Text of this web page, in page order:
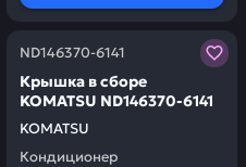
вы получаете гарантию
ND146370-6141
KOMATSU
Крышка в сборе
KOMATSU ND146370-6141
Кондиционер
Заказывая запчасти у